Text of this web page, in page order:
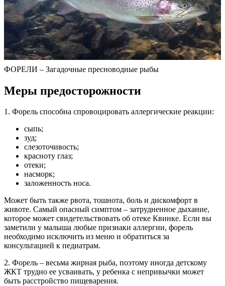
ФОРЕЛИ – Загадочные пресноводные рыбы
Меры предосторожности
1. Форель способна спровоцировать аллергические реакции:
сыпь;
зуд;
слезоточивость;
красноту глаз;
отеки;
насморк;
заложенность носа.
Может быть также рвота, тошнота, боль и дискомфорт в
животе. Самый опасный симптом – затрудненное дыхание,
которое может свидетельствовать об отеке Квинке. Если вы
заметили у малыша любые признаки аллергии, форель
необходимо исключить из меню и обратиться за
консультацией к педиатрам.
2. Форель – весьма жирная рыба, поэтому иногда детскому
ЖКТ трудно ее усваивать, у ребенка с непривычки может
быть расстройство пищеварения.